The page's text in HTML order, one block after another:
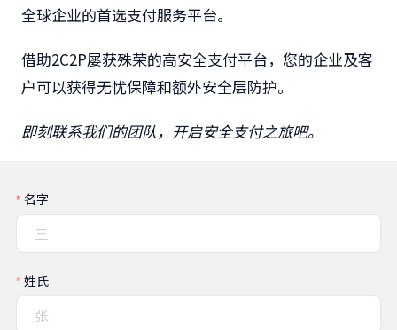
全球企业的首选支付服务平台。
借助2C2P屡获殊荣的高安全支付平台，您的企业及客
户可以获得无忧保障和额外安全层防护。
即刻联系我们的团队，开启安全支付之旅吧。
名字
姓氏